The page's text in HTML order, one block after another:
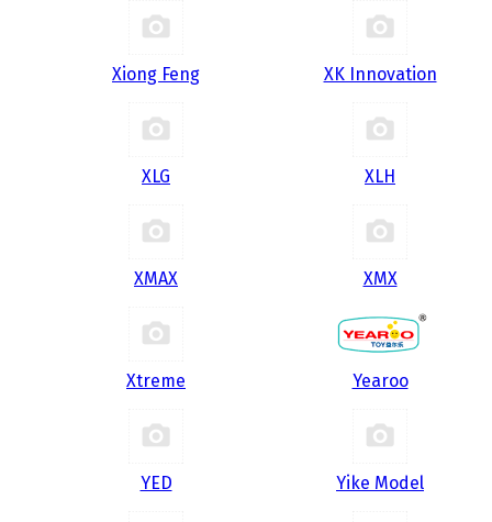
Xiong Feng XK Innovation
XLG XLH
XMAX XMX
Xtreme Yearoo
YED Yike Model